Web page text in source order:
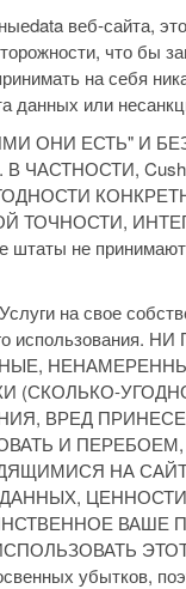
веб-сайта,
что бы
на себя
данных или
ОНИ ЕСТЬ" И
не принимают
на свое
(СКОЛЬКО-
ВРЕД
И ПЕРЕБОЕМ,
НА
ЭТОТ
убытков,